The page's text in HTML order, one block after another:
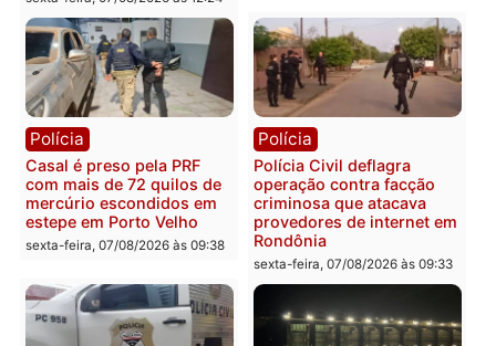
sexta-feira, 07/08/2026 às 18:49
Polícia
2 MILHÕES – Unnesa
apresenta documentos
que comprovam
transparência e legalidade
na operação alvo da PF
sexta-feira, 07/08/2026 às 12:24
Polícia
Polícia Federal apreende
400 quilos de drogas e
prende motorista em RO
sexta-feira, 07/08/2026 às